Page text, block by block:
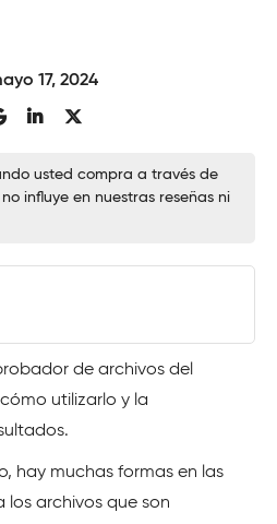
17, 2024
usted compra a través de
influye en nuestras reseñas ni
de archivos del
utilizarlo y la
hay muchas formas en las
los archivos que son